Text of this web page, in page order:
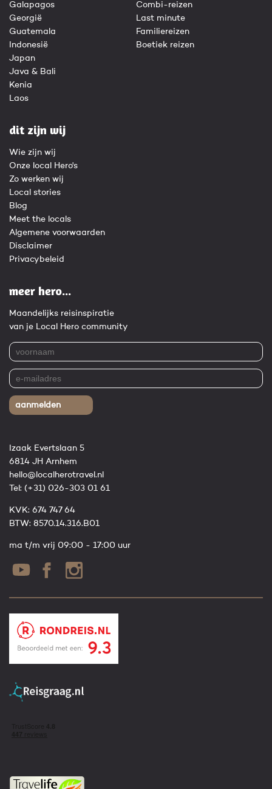
Galapagos
Georgië
Guatemala
Indonesië
Japan
Java & Bali
Kenia
Laos
Combi-reizen
Last minute
Familiereizen
Boetiek reizen
dit zijn wij
Wie zijn wij
Onze local Hero's
Zo werken wij
Local stories
Blog
Meet the locals
Algemene voorwaarden
Disclaimer
Privacybeleid
meer hero...
Maandelijks reisinspiratie
van je Local Hero community
aanmelden
Izaak Evertslaan 5
6814 JH Arnhem
hello@localherotravel.nl
Tel: (+31) 026-303 01 61
KVK: 674 747 64
BTW: 8570.14.316.B01
ma t/m vrij 09:00 - 17:00 uur